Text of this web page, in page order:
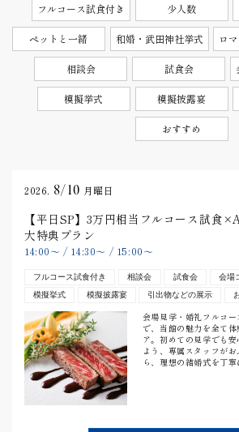
フルコース試食付き
少人数
ペットと一緒 和婚・武田神社挙式 ロ
相談会 試食会
模擬挙式 模擬披露宴
おすすめ
2026. 8/10 月曜日
【平日SP】3万円相当フルコース試食
大特典プラン
14:00〜 / 14:30〜 / 15:00〜
フルコース試食付き 相談会 試食会
会場
模擬挙式
模擬披露宴 引出物などの展示
会場見学・婚礼フルコ
で、当館の魅力を全て
ア。初めての見学でも
よう、専属スタッフが
ら、理想の結婚式を丁寧